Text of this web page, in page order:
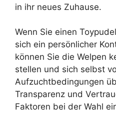
in ihr neues Zuhause.
Wenn Sie einen
sich ein persönlicher
können Sie die Welpen
stellen und sich selbst
Aufzuchtbedingungen
Transparenz und
Faktoren bei der Wahl